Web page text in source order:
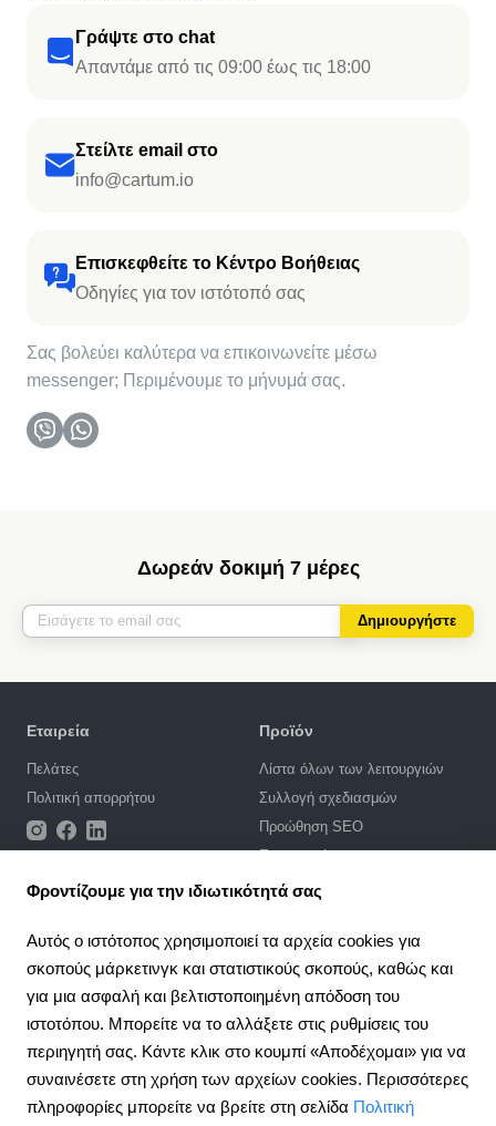
Γράψτε στο chat
Απαντάμε από τις 09:00 έως τις 18:00
Στείλτε email στο
info@cartum.io
Επισκεφθείτε το Κέντρο Βοήθειας
Οδηγίες για τον ιστότοπό σας
Σας βολεύει καλύτερα να επικοινωνείτε μέσω
messenger; Περιμένουμε το μήνυμά σας.
Δωρεάν δοκιμή 7 μέρες
Δημιουργήστε
Εταιρεία
Πελάτες
Πολιτική απορρήτου
Προϊόν
Λίστα όλων των λειτουργιών
Συλλογή σχεδιασμών
Προώθηση SEO
Ενσωματώσεις
Τιμές
Υποστήριξη
Πύλη υποστήριξης
Γράψτε ένα αίτημα
Δημόσια σύμβαση
Σύμπραξη
Πρόγραμμα συνεργασίας
4.6
Φροντίζουμε για την ιδιωτικότητά σας
Αυτός ο ιστότοπος χρησιμοποιεί τα αρχεία cookies για
σκοπούς μάρκετινγκ και στατιστικούς σκοπούς, καθώς και
για μια ασφαλή και βελτιστοποιημένη απόδοση του
ιστοτόπου. Μπορείτε να το αλλάξετε στις ρυθμίσεις του
περιηγητή σας. Κάντε κλικ στο κουμπί «Αποδέχομαι» για να
συναινέσετε στη χρήση των αρχείων cookies. Περισσότερες
πληροφορίες μπορείτε να βρείτε στη σελίδα Πολιτική